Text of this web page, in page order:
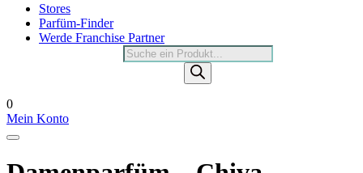
Stores
Parfüm-Finder
Werde Franchise Partner
Products
search
0
Mein Konto